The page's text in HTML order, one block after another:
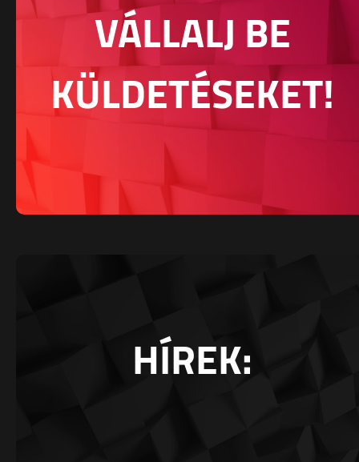
VÁLLALJ BE
KÜLDETÉSEKET!
HÍREK: